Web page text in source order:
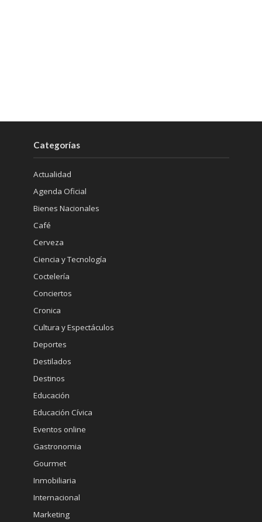
Categorías
Actualidad
Agenda Oficial
Bienes Nacionales
Café
Cerveza
Ciencia y Tecnología
Coctelería
Conciertos
Cronica
Cultura y Espectáculos
Deportes
Destilados
Destinos
Educación
Educación Cívica
Eventos online
Gastronomia
Gourmet
Inmobiliaria
Internacional
Marketing